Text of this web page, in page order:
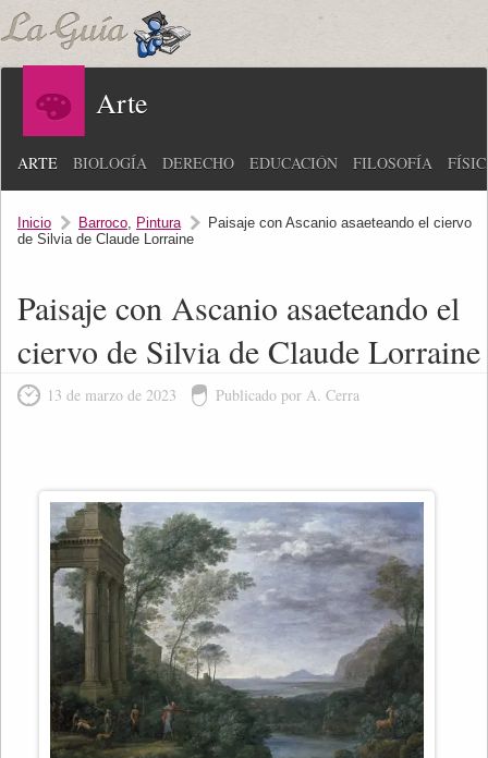
Arte
ARTE BIOLOGÍA DERECHO EDUCACIÓN FILOSOFÍA
Inicio Barroco, Pintura
Paisaje con Ascanio asaeteando el ciervo
de Silvia de Claude Lorraine
Paisaje con Ascanio asaeteando el
ciervo de Silvia de Claude Lorraine
13 de marzo de 2023 Publicado por A. Cerra